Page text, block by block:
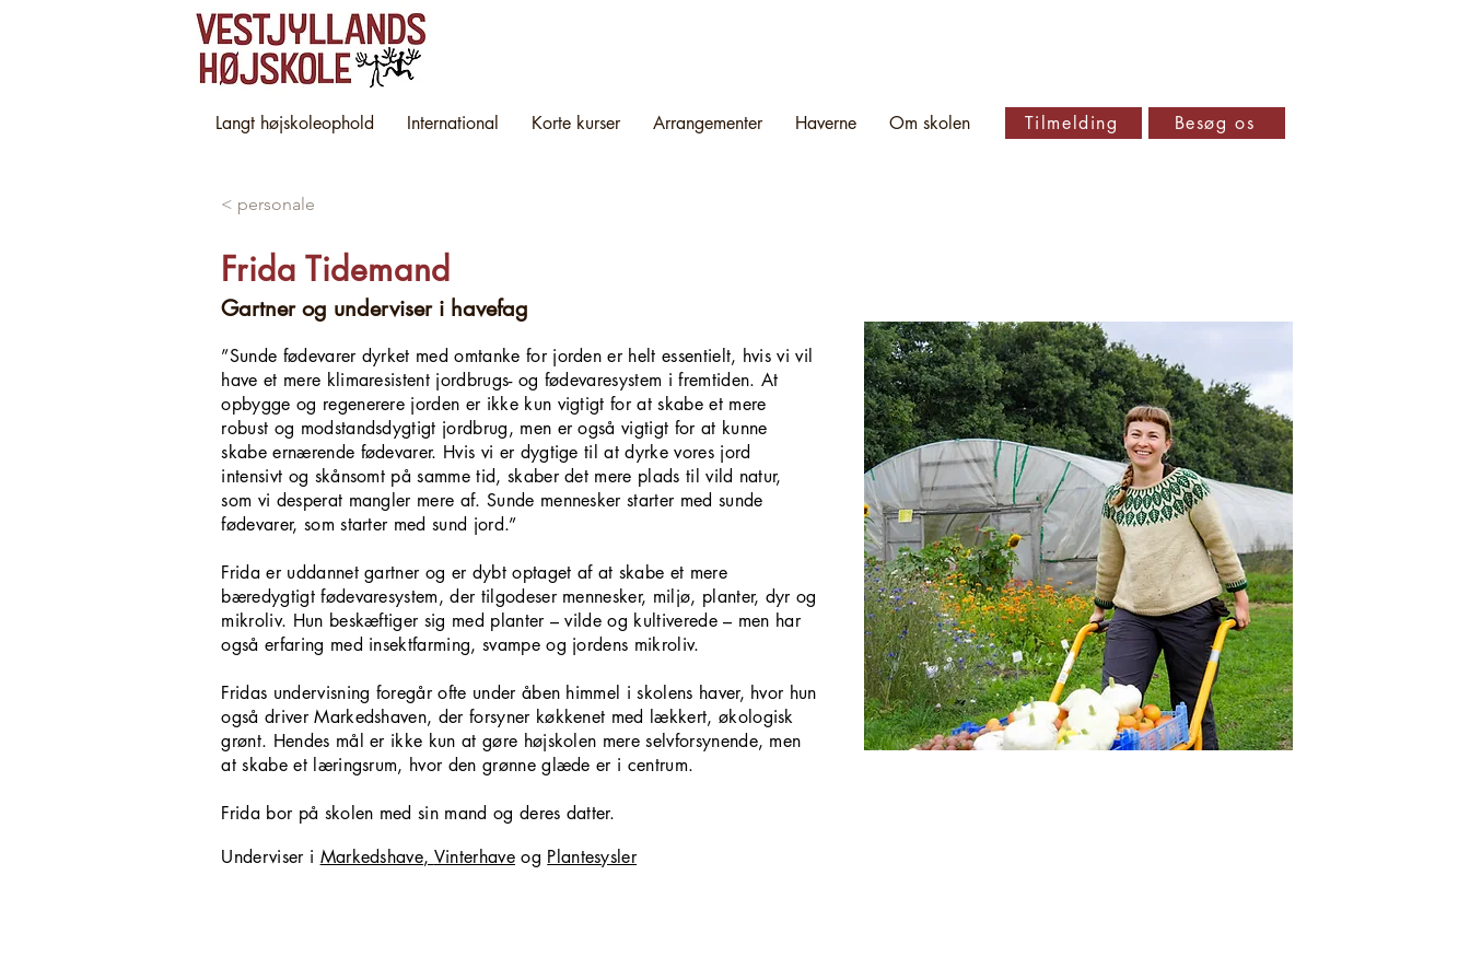
Langt højskoleophold International Korte kurser Arrangementer Haverne Om skolen Tilmelding Besøg os
< personale
Frida Tidemand
Gartner og underviser i havefag
”Sunde fødevarer dyrket med omtanke for jorden er helt essentielt, hvis vi vil
have et mere klimaresistent jordbrugs- og fødevaresystem i fremtiden. At
opbygge og regenerere jorden er ikke kun vigtigt for at skabe et mere
robust og modstandsdygtigt jordbrug, men er også vigtigt for at kunne
skabe ernærende fødevarer. Hvis vi er dygtige til at dyrke vores jord
intensivt og skånsomt på samme tid, skaber det mere plads til vild natur,
som vi desperat mangler mere af. Sunde mennesker starter med sunde
fødevarer, som starter med sund jord.”
Frida er uddannet gartner og er dybt optaget af at skabe et mere
bæredygtigt fødevaresystem, der tilgodeser mennesker, miljø, planter, dyr og
mikroliv. Hun beskæftiger sig med planter – vilde og kultiverede – men har
også erfaring med insektfarming, svampe og jordens mikroliv.
Fridas undervisning foregår ofte under åben himmel i skolens haver, hvor hun
også driver Markedshaven, der forsyner køkkenet med lækkert, økologisk
grønt. Hendes mål er ikke kun at gøre højskolen mere selvforsynende, men
at skabe et læringsrum, hvor den grønne glæde er i centrum.
Frida bor på skolen med sin mand og deres datter.
Underviser i Markedshave, Vinterhaveog Plantesysler